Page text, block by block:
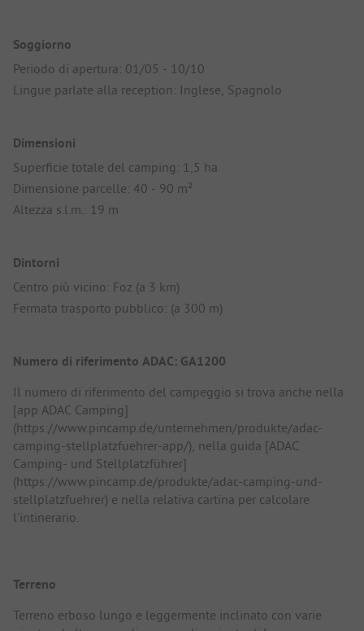
Soggiorno
Periodo di apertura: 01/05 - 10/10
Lingue parlate alla reception: Inglese, Spagnolo
Dimensioni
Superficie totale del camping: 1,5 ha
Dimensione parcelle: 40 - 90 m²
Altezza s.l.m.: 19 m
Dintorni
Centro più vicino: Foz (a 3 km)
Fermata trasporto pubblico: (a 300 m)
Numero di riferimento ADAC: GA1200
Il numero di riferimento del campeggio si trova anche nella
[app ADAC Camping]
(https://www.pincamp.de/unternehmen/produkte/adac-
camping-stellplatzfuehrer-app/), nella guida [ADAC
Camping- und Stellplatzführer]
(https://www.pincamp.de/produkte/adac-camping-und-
stellplatzfuehrer) e nella relativa cartina per calcolare
l'intinerario.
Terreno
Terreno erboso lungo e leggermente inclinato con varie